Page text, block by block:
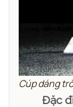
Cúp dáng
Đặc